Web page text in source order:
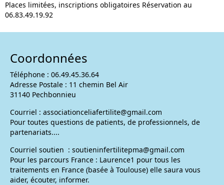
Places limitées, inscriptions obligatoires Réservation au
06.83.49.19.92
Coordonnées
Téléphone : 06.49.45.36.64
Adresse Postale : 11 chemin Bel Air
31140 Pechbonnieu
Courriel : associationceliafertilite@gmail.com
Pour toutes questions de patients, de professionnels, de
partenariats....
Courriel soutien : soutieninfertilitepma@gmail.com
Pour les parcours France : Laurence1 pour tous les
traitements en France (basée à Toulouse) elle saura vous
aider, écouter, informer.